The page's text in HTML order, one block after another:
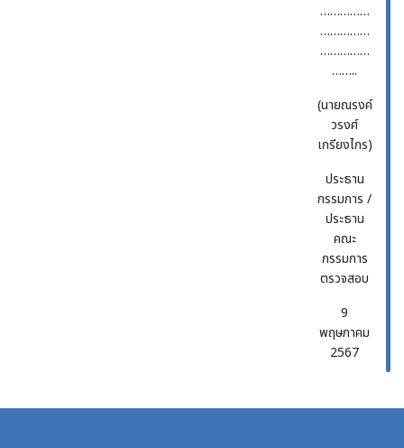
……………
……………
……………
……..
(นายณรงค์
วรงศ์
เกรียงไกร)
ประธาน
กรรมการ /
ประธาน
คณะ
กรรมการ
ตรวจสอบ
9
พฤษภาคม
2567